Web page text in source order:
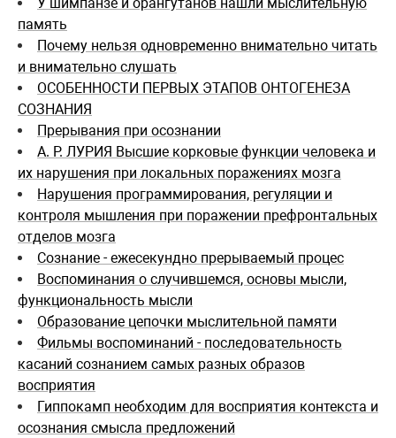
память
Почему нельзя одновременно внимательно читать
и внимательно слушать
ОСОБЕННОСТИ ПЕРВЫХ ЭТАПОВ ОНТОГЕНЕЗА
СОЗНАНИЯ
Прерывания при осознании
А. Р. ЛУРИЯ Высшие корковые функции человека и
их нарушения при локальных поражениях мозга
Нарушения программирования, регуляции и
контроля мышления при поражении префронтальных
отделов мозга
Сознание - ежесекундно прерываемый процес
Воспоминания о случившемся, основы мысли,
функциональность мысли
Образование цепочки мыслительной памяти
Фильмы воспоминаний - последовательность
касаний сознанием самых разных образов
восприятия
Гиппокамп необходим для восприятия контекста и
осознания смысла предложений